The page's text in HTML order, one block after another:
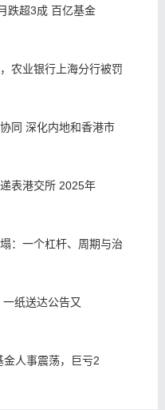
跌超3成 百亿基金
农业银行上海分行被罚
同 深化内地和香港市
表港交所 2025年
：一个杠杆、周期与治
一纸送达公告又
金人事震荡，巨亏2